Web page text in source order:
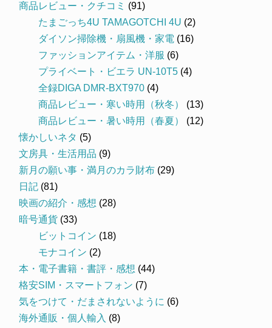
商品レビュー・クチコミ (91)
たまごっち4U TAMAGOTCHI 4U (2)
ダイソン掃除機・扇風機・家電 (16)
ファッションアイテム・洋服 (6)
プライベート・ビエラ UN-10T5 (4)
全録DIGA DMR-BXT970 (4)
商品レビュー・寒い時用（秋冬）
(13)
商品レビュー・暑い時用（春夏）
(12)
懐かしいネタ (5)
文房具・生活用品 (9)
新月の願い事・満月のカラ財布 (29)
日記 (81)
映画の紹介・感想 (28)
暗号通貨 (33)
ビットコイン (18)
モナコイン (2)
本・電子書籍・書評・感想 (44)
格安SIM・スマートフォン (7)
気をつけて・だまされないように (6)
海外通販・個人輸入 (8)